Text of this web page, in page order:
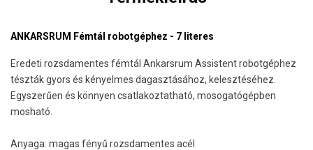
ANKARSRUM Fémtál robotgéphez - 7 literes
Eredeti rozsdamentes fémtál Ankarsrum Assistent robotgéphez
tészták gyors és kényelmes dagasztásához, kelesztéséhez.
Egyszerűen és könnyen csatlakoztatható, mosogatógépben
mosható.
Anyaga: magas fényű rozsdamentes acél